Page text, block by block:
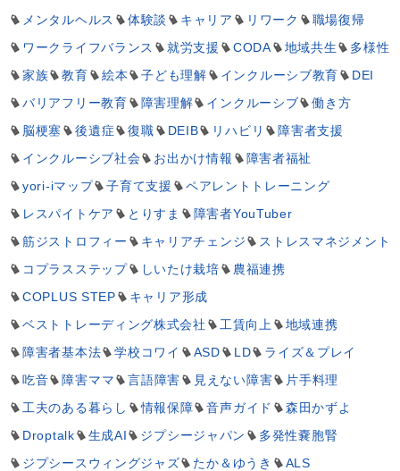
メンタルヘルス
体験談 キャリア リワーク
職場復帰
ワークライフバランス
就労支援 CODA 地域共生
多様性
家族
教育 絵本 子ども理解 インクルーシブ教育
DEI
バリアフリー教育
障害理解 インクルーシブ
働き方
脳梗塞
後遺症 復職 DEIB リハビリ
障害者支援
インクルーシブ社会
お出かけ情報
障害者福祉
yori-iマップ
子育て支援
ペアレントトレーニング
レスパイトケア
とりすま
障害者YouTuber
筋ジストロフィー
キャリアチェンジ
ストレスマネジメント
コプラスステップ
しいたけ栽培
農福連携
COPLUS STEP
キャリア形成
ベストトレーディング株式会社
工賃向上
地域連携
障害者基本法
学校コワイ ASD LD
ライズ＆プレイ
吃音
障害ママ 言語障害 見えない障害
片手料理
工夫のある暮らし
情報保障 音声ガイド
森田かずよ
Droptalk
生成AI ジプシージャパン
多発性嚢胞腎
ジプシースウィングジャズ
たか＆ゆうき
ALS